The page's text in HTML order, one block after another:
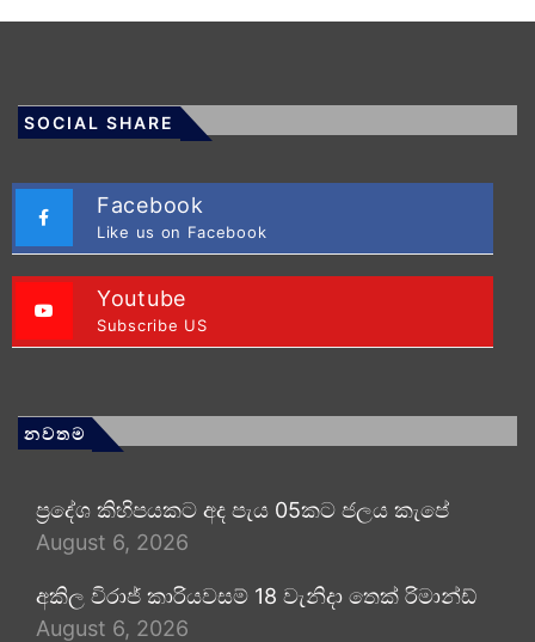
SOCIAL SHARE
Facebook
Like us on Facebook
Youtube
Subscribe US
නවතම
ප්‍රදේශ කිහිපයකට අද පැය 05කට ජලය කැපේ
August 6, 2026
අකිල විරාජ් කාරියවසම් 18 වැනිදා තෙක් රිමාන්ඩ්
August 6, 2026